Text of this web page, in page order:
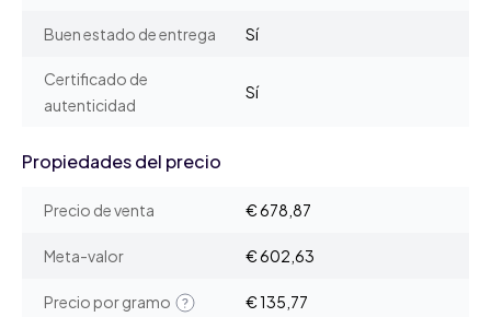
Buen estado de entrega Sí
Certificado de
autenticidad
Sí
Propiedades del precio
Precio de venta € 678,87
Meta-valor € 602,63
Precio por gramo € 135,77